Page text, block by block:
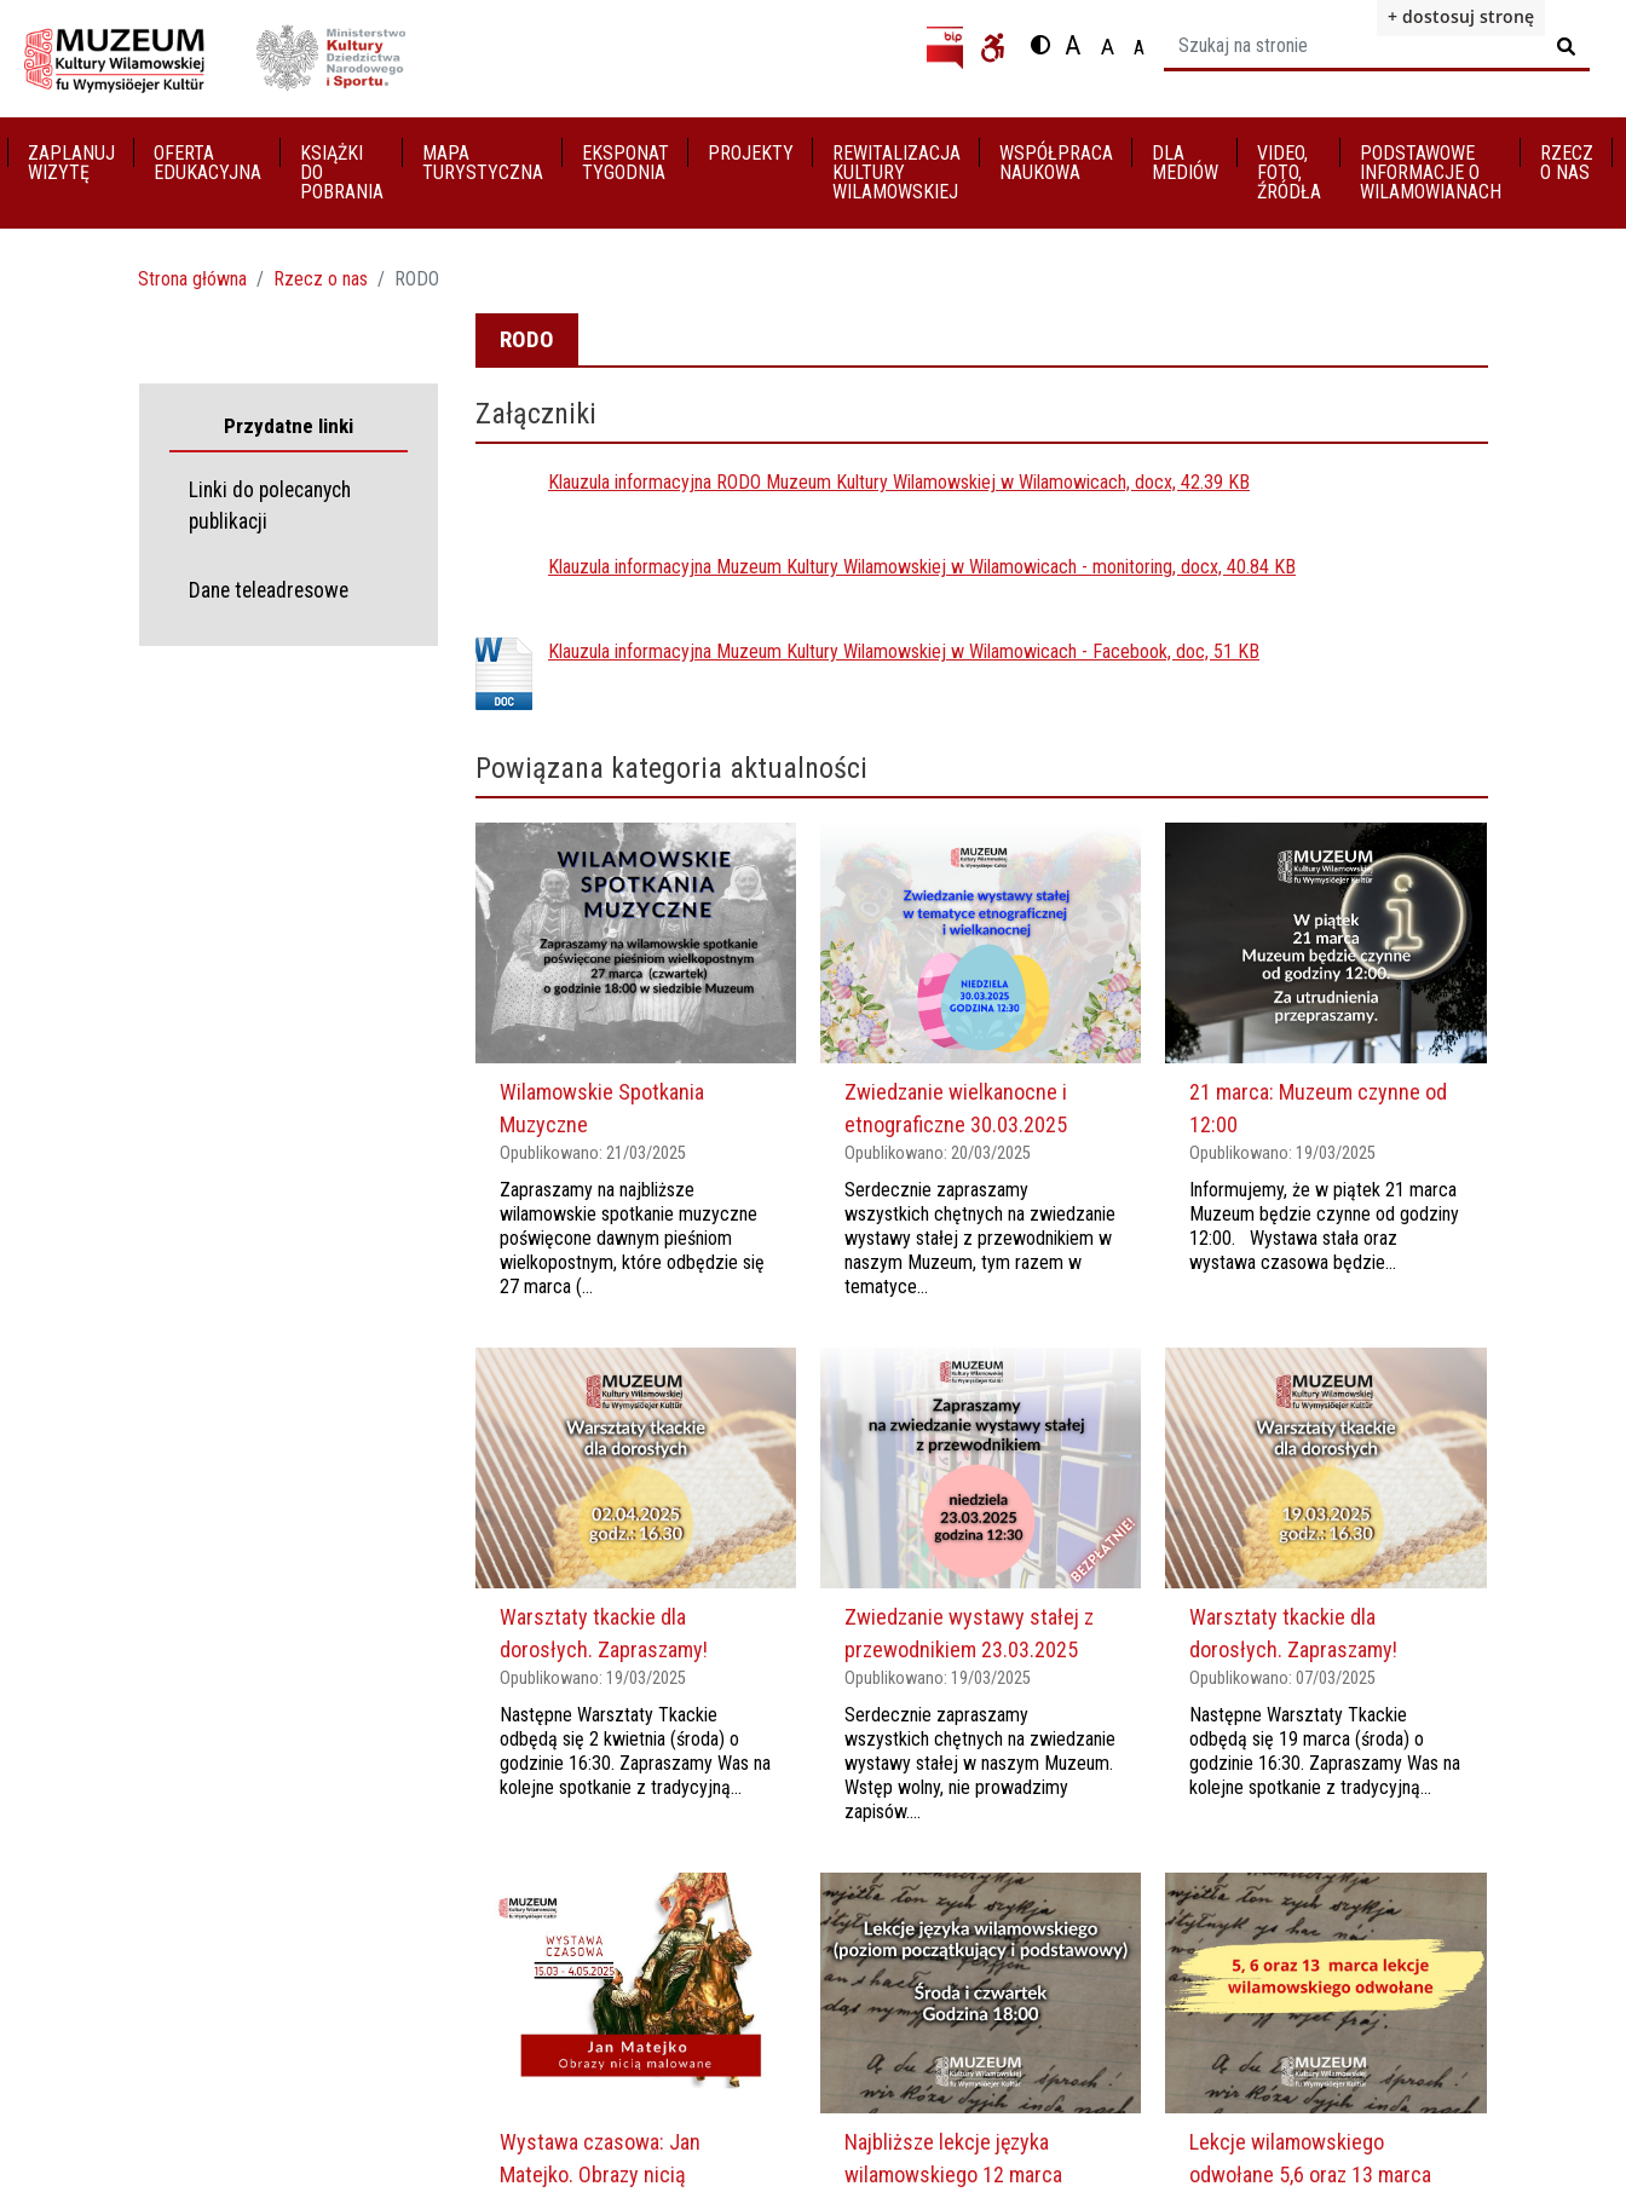
+ dostosuj stronę
Przełącz na motyw wysokiej widoczności
A
A
Ustaw rozmiar czcionki na 125%
A
Ustaw rozmiar czcionki na 100%

ZAPLANUJ
WIZYTĘ
OFERTA
EDUKACYJNA
KSIĄŻKI
DO
POBRANIA
MAPA
TURYSTYCZNA
EKSPONAT
TYGODNIA
PROJEKTY
REWITALIZACJA
KULTURY
WILAMOWSKIEJ
WSPÓŁPRACA
NAUKOWA
DLA
MEDIÓW
VIDEO,
FOTO,
ŹRÓDŁA
​​​​​​​PODSTAWOWE
INFORMACJE O
WILAMOWIANACH
RZECZ
O NAS
Strona główna Rzecz o nas RODO
RODO
Załączniki
Klauzula informacyjna RODO Muzeum Kultury Wilamowskiej w Wilamowicach, docx, 42.39 KB
Klauzula informacyjna Muzeum Kultury Wilamowskiej w Wilamowicach - monitoring, docx, 40.84 KB
Klauzula informacyjna Muzeum Kultury Wilamowskiej w Wilamowicach - Facebook, doc, 51 KB
Powiązana kategoria aktualności
Wilamowskie Spotkania
Muzyczne
Opublikowano: 21/03/2025
Zapraszamy na najbliższe
wilamowskie spotkanie muzyczne
poświęcone dawnym pieśniom
wielkopostnym, które odbędzie się
27 marca (...
Zwiedzanie wielkanocne i
etnograficzne 30.03.2025
Opublikowano:20/03/2025
Serdecznie zapraszamy
wszystkich chętnych na zwiedzanie
wystawy stałej z przewodnikiem w
naszym Muzeum, tym razem w
tematyce...
21 marca: Muzeum czynne od
12:00
Opublikowano: 19/03/2025
Informujemy, że w piątek 21 marca
Muzeum będzie czynne od godziny
12:00. Wystawa stała oraz
wystawa czasowa będzie...
Warsztaty tkackie dla
dorosłych. Zapraszamy!
Opublikowano: 19/03/2025
Następne Warsztaty Tkackie
odbędą się 2 kwietnia (środa) o
godzinie 16:30. Zapraszamy Was na
kolejne spotkanie z tradycyjną...
Zwiedzanie wystawy stałej z
przewodnikiem 23.03.2025
Opublikowano: 19/03/2025
Serdecznie zapraszamy
wszystkich chętnych na zwiedzanie
wystawy stałej w naszym Muzeum.
Wstęp wolny, nie prowadzimy
zapisów....
Warsztaty tkackie dla
dorosłych. Zapraszamy!
Opublikowano:07/03/2025
Następne Warsztaty Tkackie
odbędą się 19 marca (środa) o
godzinie 16:30. Zapraszamy Was na
kolejne spotkanie z tradycyjną...
Wystawa czasowa: Jan
Matejko. Obrazy nicią
Najbliższe lekcje języka
wilamowskiego 12 marca
Lekcje wilamowskiego
odwołane 5,6 oraz 13 marca
Przydatne linki
Linki do polecanych
publikacji
Dane teleadresowe